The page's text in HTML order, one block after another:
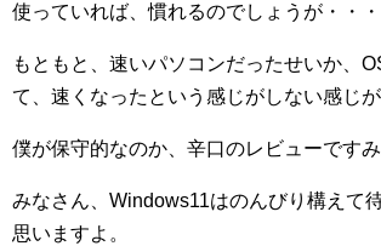
使っていれば、慣れるのでしょうが・・・
もともと、速いパソコンだったせいか、
て、速くなったという感じがしない感じが
僕が保守的なのか、辛口のレビューですみ
みなさん、Windows11はのんびり構えて
思いますよ。